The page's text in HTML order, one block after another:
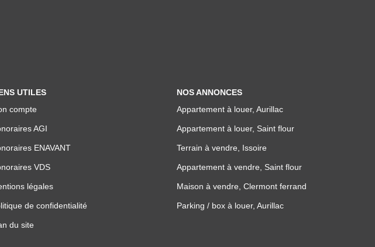
UTILES
compte
AGI
ENAVANT
VDS
légales
de confidentialité
du site
NOS ANNONCES
Appartement à louer, Aurillac
Appartement à louer, Saint flour
Terrain à vendre, Issoire
Appartement à vendre, Saint flour
Maison à vendre, Clermont ferrand
Parking / box à louer, Aurillac